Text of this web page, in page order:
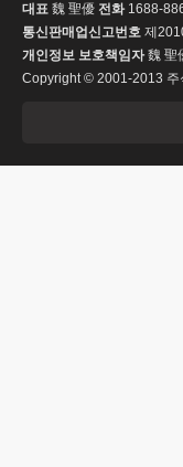
대표 魏 聖優 전화1688-
통신판매업신고번호 제
개인정보 보호책임자魏 聖
Copyright © 2001-2013 주